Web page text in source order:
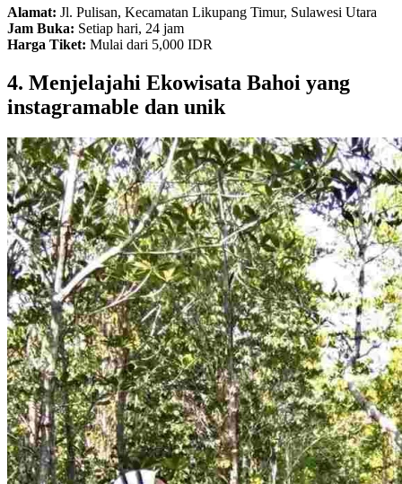
Alamat: Jl. Pulisan, Kecamatan Likupang Timur, Sulawesi Utara
Jam Buka: Setiap hari, 24 jam
Harga Tiket: Mulai dari 5,000 IDR
4. Menjelajahi Ekowisata Bahoi yang
instagramable dan unik